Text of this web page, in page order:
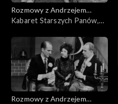
Rozmowy z Andrzejem
Doboszem
Kabaret Starszych Panów,
Rozmowy z Andrzejem